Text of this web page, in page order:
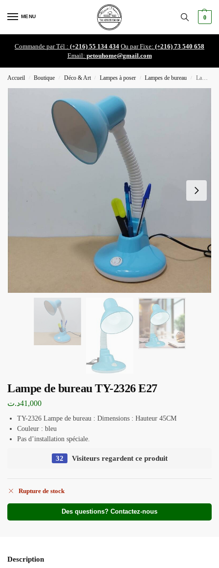
MENU 0
Commande par Tél : (+216) 55 134 434 Ou par Fixe: (+216) 73 540 658
Email: petouhome@gmail.com
Accueil / Boutique / Déco & Art / Lampes à poser / Lampes de bureau / Lampe de bureau TY-2326 E27
Lampe de bureau TY-2326 E27
41,000د.ت
TY-2326 Lampe de bureau : Dimensions : Hauteur 45CM
Couleur : bleu
Pas d’installation spéciale.
32 Visiteurs regardent ce produit
Rupture de stock
Des questions? Contactez-nous
Description